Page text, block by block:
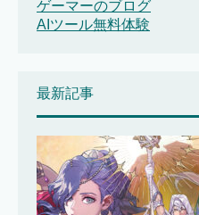
ゲーマーのブログ
AIツール無料体験
最新記事